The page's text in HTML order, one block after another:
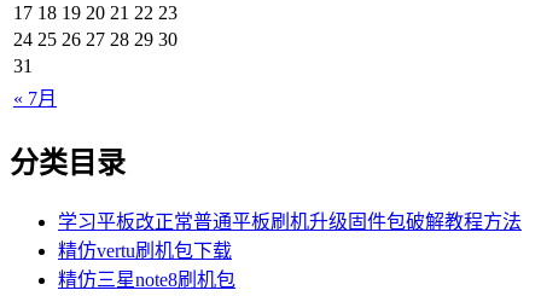
« 7月
17 18 19 20 21 22 23
24 25 26 27 28 29 30
31
分类目录
学习平板改正常普通平板刷机升级固件包破解教程方法
精仿vertu刷机包下载
精仿三星note8刷机包